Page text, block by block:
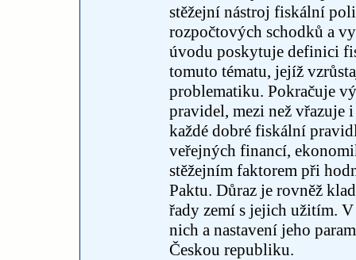
stěžejní nástroj fiskální
rozpočtových schodků a
úvodu poskytuje definici
tomuto tématu, jejíž
problematiku. Pokračuje
pravidel, mezi než vřazuje
každé dobré fiskální
veřejných financí,
stěžejním faktorem při
Paktu. Důraz je rovněž
řady zemí s jejich užitím.
nich a nastavení jeho
Českou republiku.